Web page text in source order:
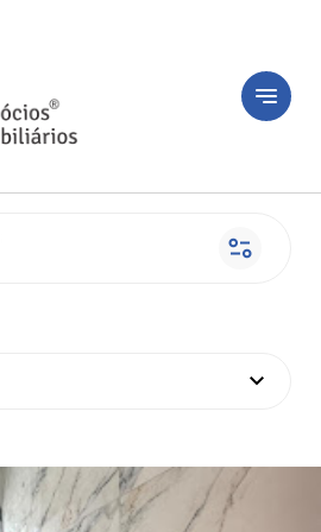
notes
page_info
keyboard_arrow_down